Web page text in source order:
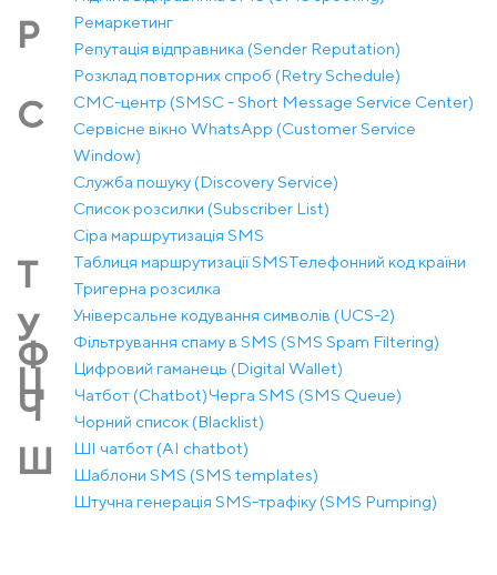
Р
Ремаркетинг
Репутація відправника (Sender Reputation)
Розклад повторних спроб (Retry Schedule)
С
СМС-центр (SMSC - Short Message Service Center)
Сервісне вікно WhatsApp (Customer Service
Window)
Служба пошуку (Discovery Service)
Список розсилки (Subscriber List)
Сіра маршрутизація SMS
Т Таблиця маршрутизації SMSТелефонний код країни
Тригерна розсилка
У Універсальне кодування символів (UCS-2)
Ф Фільтрування спаму в SMS (SMS Spam Filtering)
Ц Цифровий гаманець (Digital Wallet)
Ч Чатбот (Chatbot)Черга SMS (SMS Queue)
Чорний список (Blacklist)
Ш
ШІ чатбот (AI chatbot)
Шаблони SMS (SMS templates)
Штучна генерація SMS-трафіку (SMS Pumping)